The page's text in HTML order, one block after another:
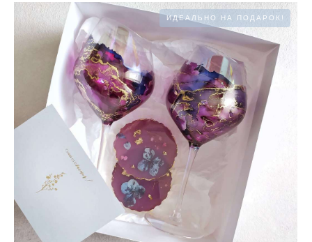
ИДЕАЛЬНО НА ПОДАРОК!